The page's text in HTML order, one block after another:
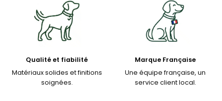
Qualité et fiabilité
Matériaux solides et finitions
soignées.
Marque Française
Une équipe française, un
service client local.